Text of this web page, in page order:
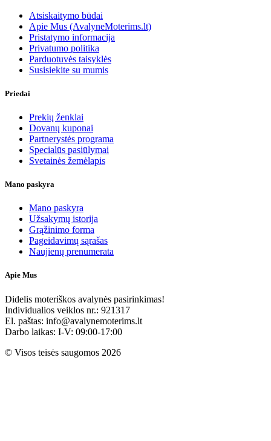
Atsiskaitymo būdai
Apie Mus (AvalyneMoterims.lt)
Pristatymo informacija
Privatumo politika
Parduotuvės taisyklės
Susisiekite su mumis
Priedai
Prekių ženklai
Dovanų kuponai
Partnerystės programa
Specialūs pasiūlymai
Svetainės žemėlapis
Mano paskyra
Mano paskyra
Užsakymų istorija
Grąžinimo forma
Pageidavimų sąrašas
Naujienų prenumerata
Apie Mus
Didelis moteriškos avalynės pasirinkimas!
Individualios veiklos nr.: 921317
El. paštas: info@avalynemoterims.lt
Darbo laikas: I-V: 09:00-17:00
© Visos teisės saugomos 2026